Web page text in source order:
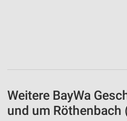
Weitere BayWa
und um Röthenbach